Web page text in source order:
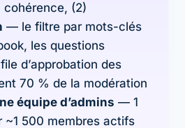
(2)
— le filtre par mots-clés
les questions
d’approbation des
70 % de la modération
équipe d’admins — 1
~1 500 membres actifs